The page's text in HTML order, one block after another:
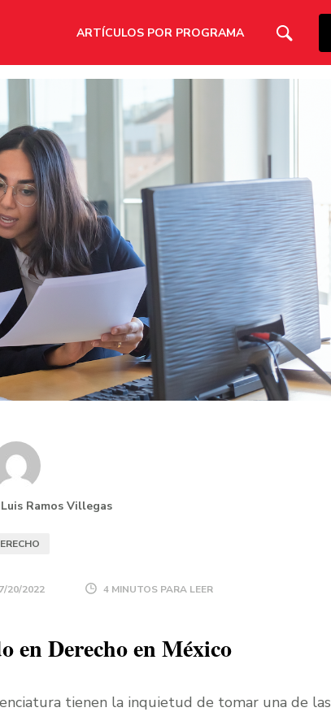
ARTÍCULOS POR PROGRAMA
Ramos Villegas
20/2022 4 MINUTOS PARA LEER
en Derecho en México
tienen la inquietud de tomar una de las